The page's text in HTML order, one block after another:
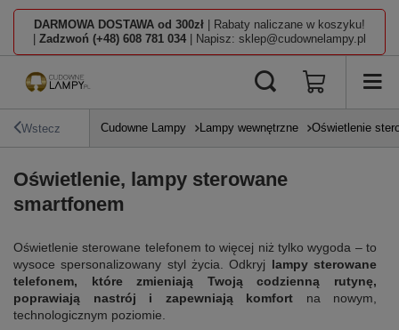
DARMOWA DOSTAWA od 300zł | Rabaty naliczane w koszyku!
Zadzwoń (+48) 608 781 034 | Napisz: sklep@cudownelampy.pl
Wstecz Cudowne Lampy Lampy wewnętrzne Oświetlenie
Oświetlenie, lampy sterowane
smartfonem
Oświetlenie sterowane telefonem to więcej niż tylko wygoda – to
wysoce spersonalizowany styl życia. Odkryj lampy sterowane
telefonem, które zmieniają Twoją codzienną rutynę,
poprawiają nastrój i zapewniają komfort na nowym,
technologicznym poziomie.